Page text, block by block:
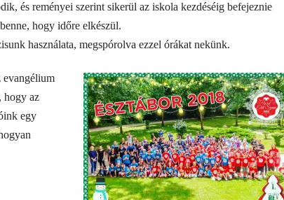
és reményei szerint sikerül az iskola kezdéséig befejeznie
hogy időre elkészül.
használata, megspórolva ezzel órákat nekünk.
evangélium
hogy az
egy